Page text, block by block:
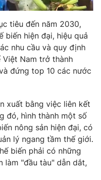
Việt Nam
tiêu đến năm 2030,
biến hiện đại, hiệu quả
nhu cầu và quy định
Nam trở thành
đứng top 10 các nước
xuất bằng việc liên kết
đó, hình thành một số
nông sản hiện đại, có
lý ngang tầm thế giới.
biến phải có những
làm "đầu tàu" dẫn dắt,